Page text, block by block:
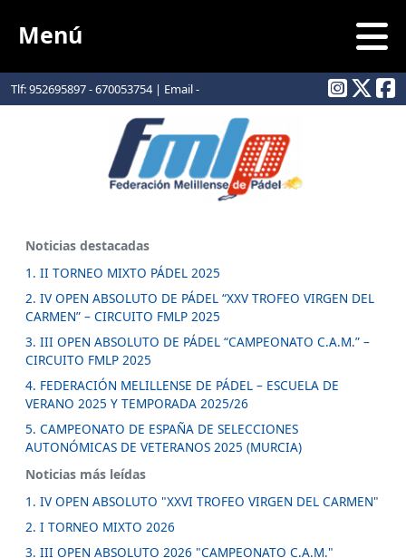
Tlf: 952695897 - 670053754 | Email -
info@padelmelilla.com
Menú
Noticias destacadas
1. II TORNEO MIXTO PÁDEL 2025
2. IV OPEN ABSOLUTO DE PÁDEL “XXV TROFEO VIRGEN DEL
CARMEN” – CIRCUITO FMLP 2025
3. III OPEN ABSOLUTO DE PÁDEL “CAMPEONATO C.A.M.” –
CIRCUITO FMLP 2025
4. FEDERACIÓN MELILLENSE DE PÁDEL – ESCUELA DE
VERANO 2025 Y TEMPORADA 2025/26
5. CAMPEONATO DE ESPAÑA DE SELECCIONES
AUTONÓMICAS DE VETERANOS 2025 (MURCIA)
Noticias más leídas
1. IV OPEN ABSOLUTO "XXVI TROFEO VIRGEN DEL CARMEN"
2. I TORNEO MIXTO 2026
3. III OPEN ABSOLUTO 2026 "CAMPEONATO C.A.M."